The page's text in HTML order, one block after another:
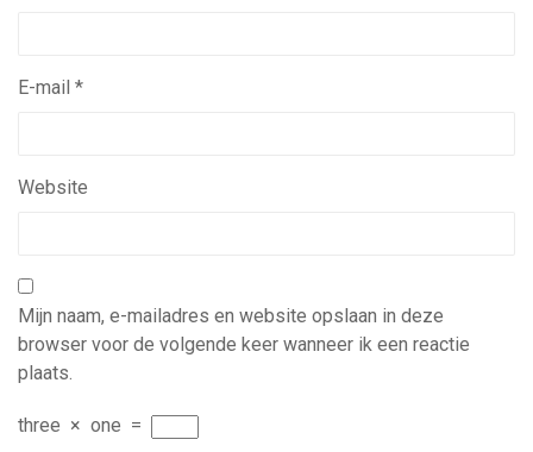
E-mail *
Website
Mijn naam, e-mailadres en website opslaan in deze
browser voor de volgende keer wanneer ik een reactie
plaats.
three × one =